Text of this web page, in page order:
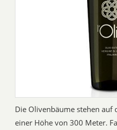
Die Olivenbäume stehen auf
einer Höhe von 300 Meter.